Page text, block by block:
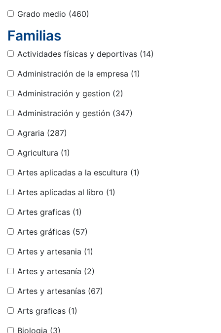
Grado medio (460)
Familias
Actividades físicas y deportivas (14)
Administración de la empresa (1)
Administración y gestion (2)
Administración y gestión (347)
Agraria (287)
Agricultura (1)
Artes aplicadas a la escultura (1)
Artes aplicadas al libro (1)
Artes graficas (1)
Artes gráficas (57)
Artes y artesania (1)
Artes y artesanía (2)
Artes y artesanías (67)
Arts graficas (1)
Biologia (3)